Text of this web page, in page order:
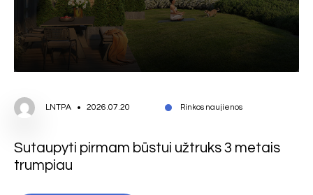
LNTPA 2026.07.20 Rinkos naujienos
Sutaupyti pirmam būstui užtruks 3 metais
trumpiau